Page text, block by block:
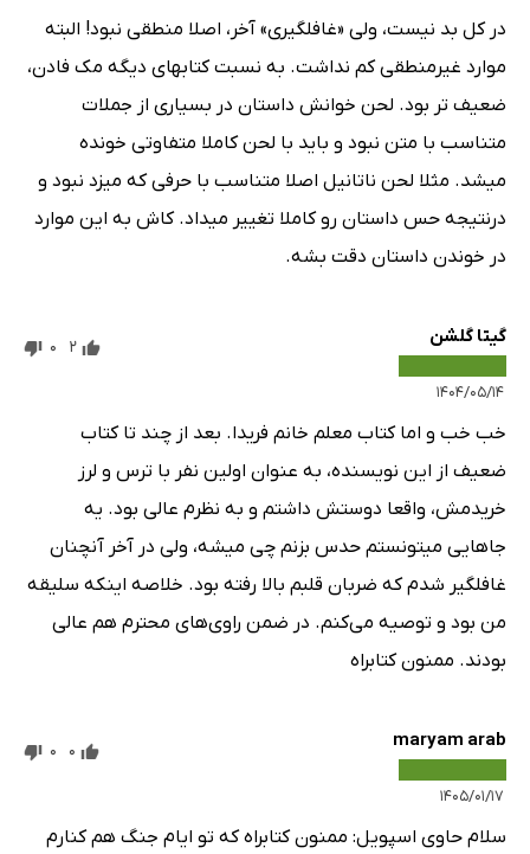
در کل بد نیست، ولی «غافلگیری» آخر، اصلا منطقی نبود! البته
موارد غیرمنطقی کم نداشت. به نسبت کتابهای دیگه مک فادن،
ضعیف تر بود. لحن خوانش داستان در بسیاری از جملات
متناسب با متن نبود و باید با لحن کاملا متفاوتی خونده
میشد. مثلا لحن ناتانیل اصلا متناسب با حرفی که میزد نبود و
درنتیجه حس داستان رو کاملا تغییر میداد. کاش به این موارد
در خوندن داستان دقت بشه.
گیتا گلشن
۱۴۰۴/۰۵/۱۴
2
0
خب خب و اما کتاب معلم خانم فریدا. بعد از چند تا کتاب
ضعیف از این نویسنده، به عنوان اولین نفر با ترس و لرز
خریدمش، واقعا دوستش داشتم و به نظرم عالی بود. یه
جاهایی میتونستم حدس بزنم چی میشه، ولی در آخر آنچنان
غافلگیر شدم که ضربان قلبم بالا رفته بود. خلاصه اینکه سلیقه
من بود و توصیه می‌کنم. در ضمن راوی‌های محترم هم عالی
بودند. ممنون کتابراه
maryam arab
۱۴۰۵/۰۱/۱۷
0
0
سلام حاوی اسپویل: ممنون کتابراه که تو ایام جنگ هم کنارم